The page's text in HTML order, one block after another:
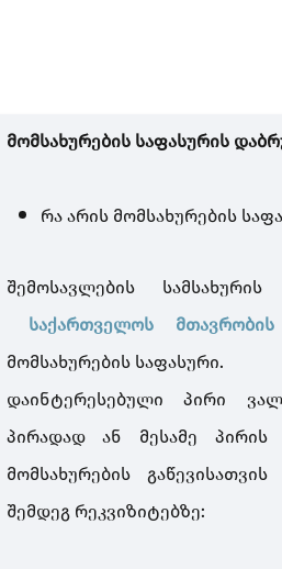
მომსახურების საფასურის
რა არის მომსახურების
შემოსავლების
საქართველოს
მომსახურების საფასური.
დაინტერესებული პირი
პირადად ან მესამე პირის
მომსახურების
შემდეგ რეკვიზიტებზე: